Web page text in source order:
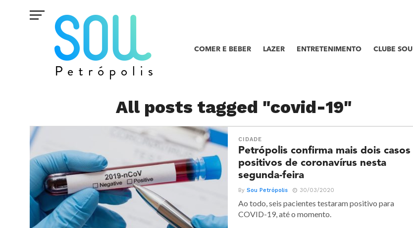
COMER E BEBER LAZER ENTRETENIMENTO CLUBE SOU
All posts tagged "covid-19"
CIDADE
Petrópolis confirma mais dois casos
positivos de coronavírus nesta
segunda-feira
BySou Petrópolis 30/03/2020
Ao todo, seis pacientes testaram positivo para
COVID-19, até o momento.